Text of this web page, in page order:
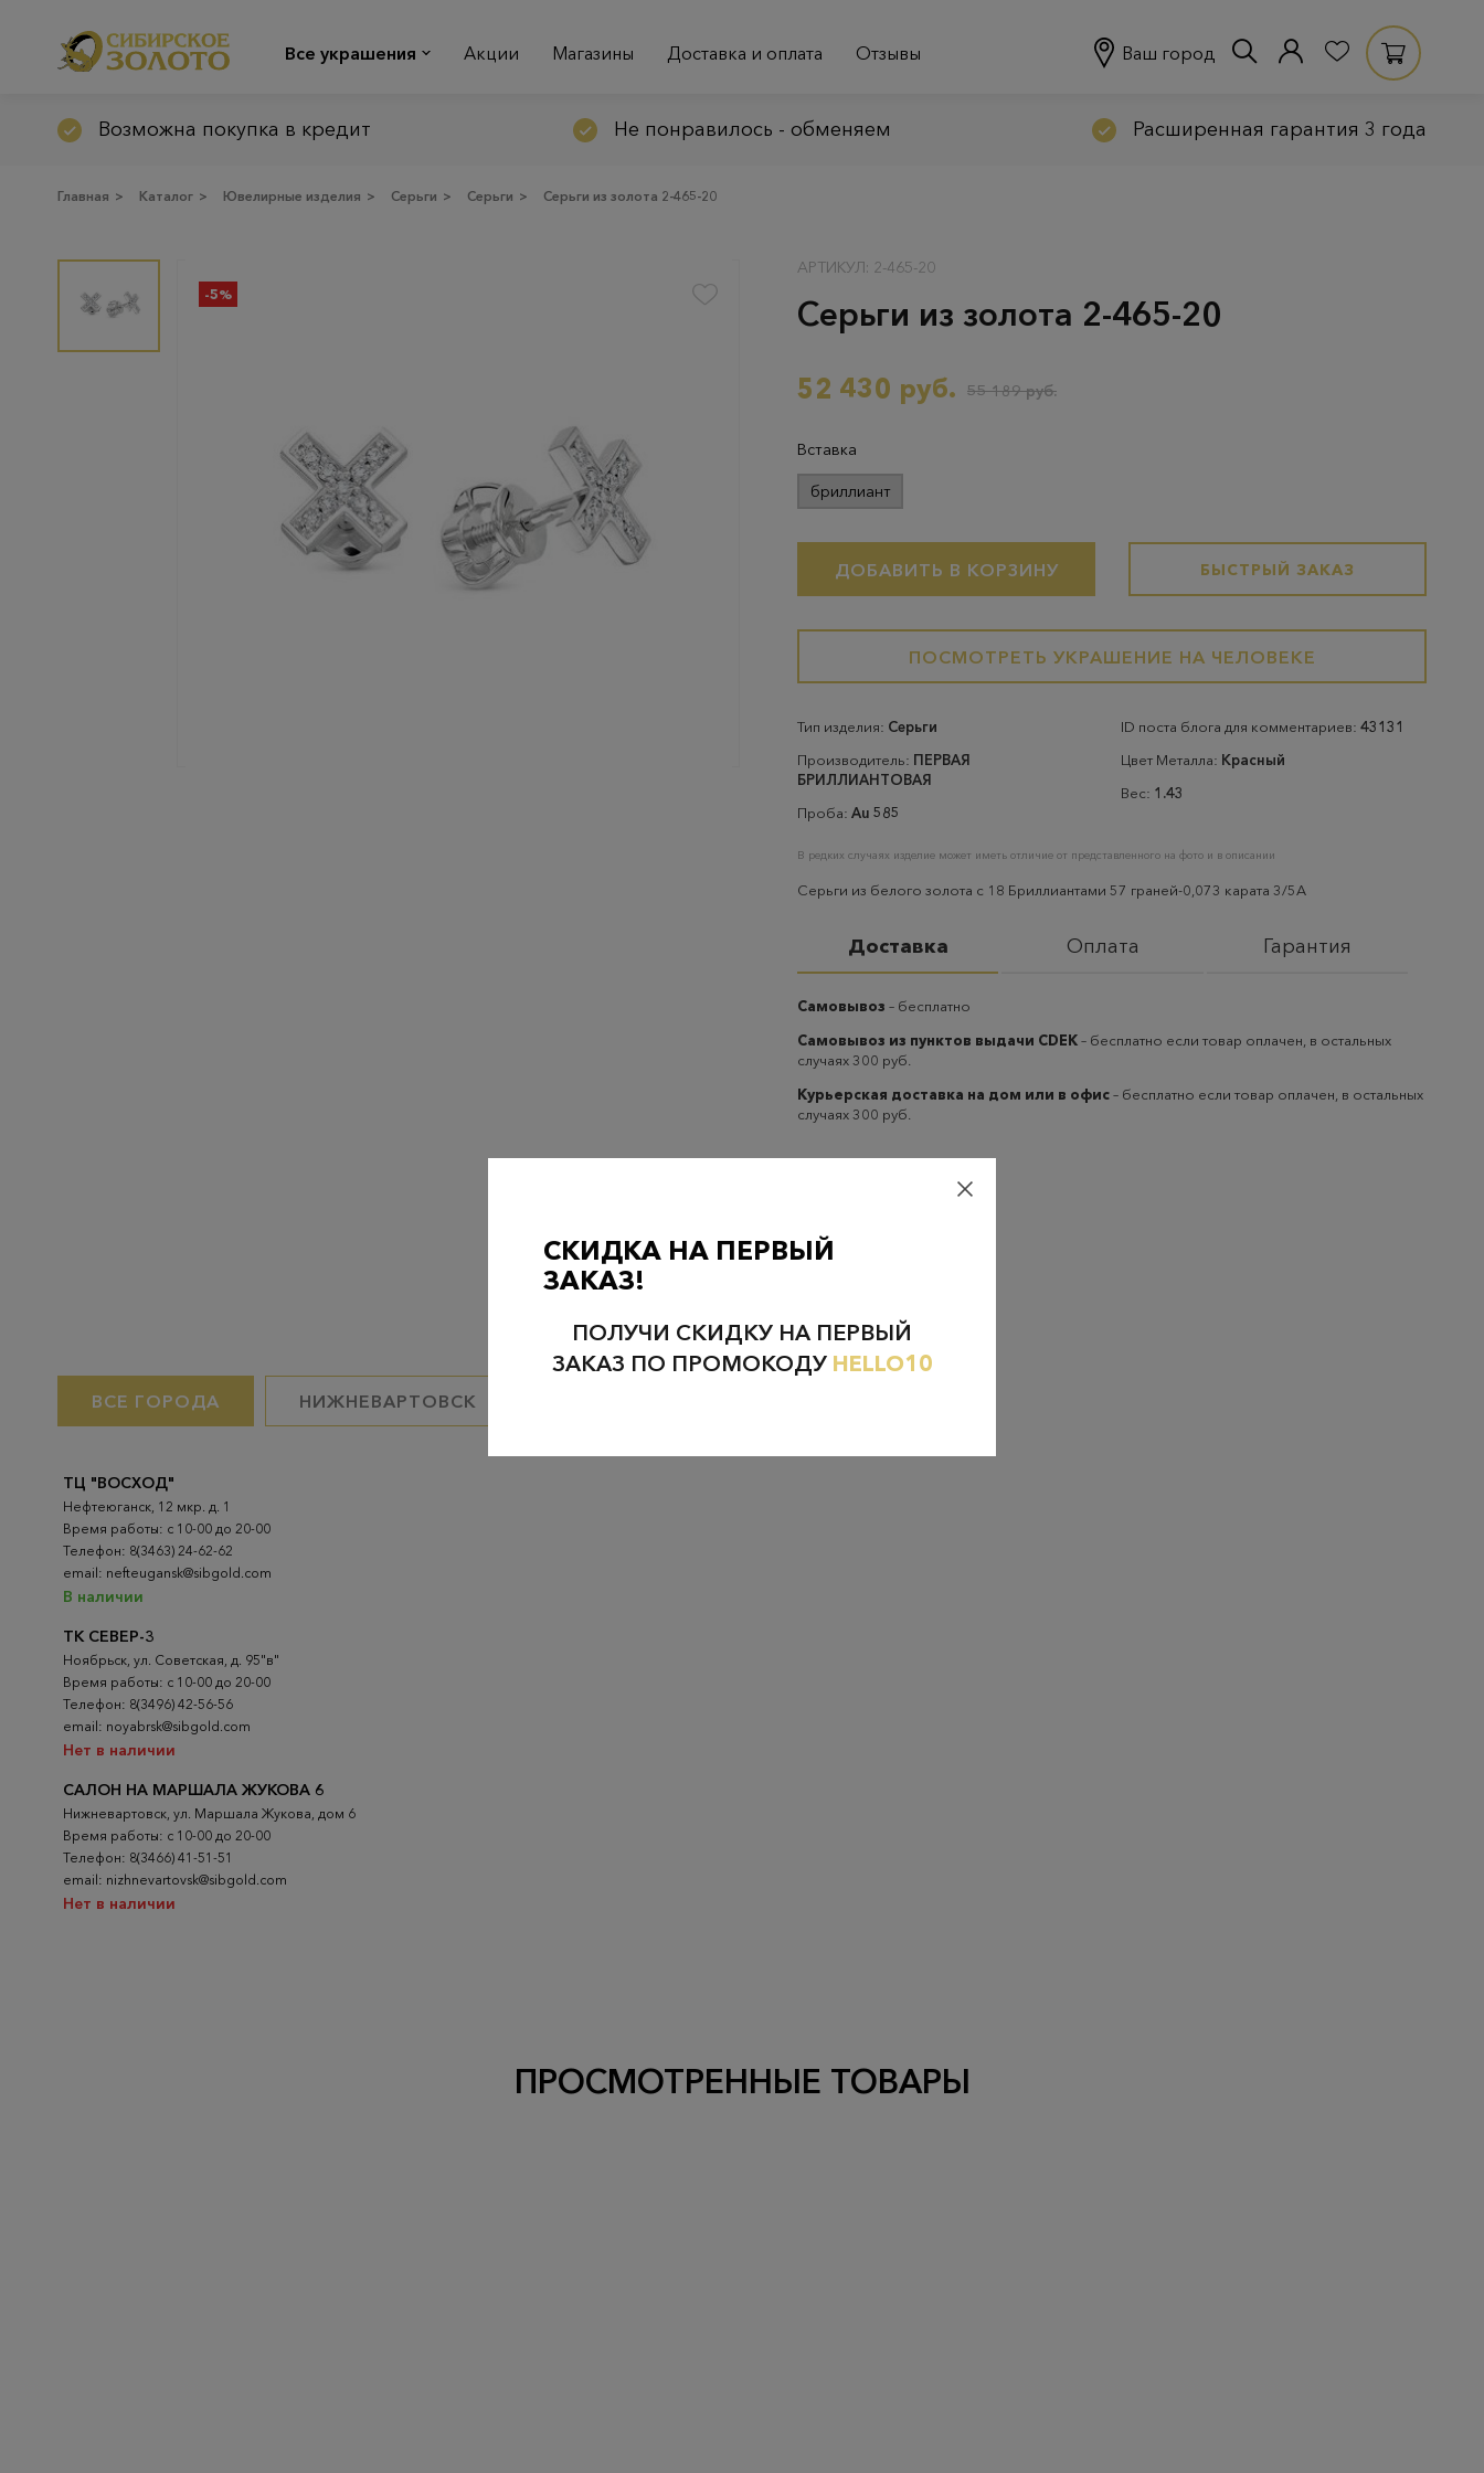
Все украшения Акции Магазины Доставка и оплата Отзывы Ваш город
Возможна покупка в кредит Не понравилось - обменяем Расширенная гарантия 3 года
Главная > Каталог > Ювелирные изделия > Серьги > Серьги > Серьги из золота 2-465-20
-5%
АРТИКУЛ: 2-465-20
Серьги из золота 2-465-20
52 430 руб. 55 189 руб.
Вставка
бриллиант
ДОБАВИТЬ В КОРЗИНУ БЫСТРЫЙ ЗАКАЗ
ПОСМОТРЕТЬ УКРАШЕНИЕ НА ЧЕЛОВЕКЕ
Тип изделия: Серьги
Производитель: ПЕРВАЯ
БРИЛЛИАНТОВАЯ
Проба: Au 585
ID поста блога для комментариев: 43131
Цвет Металла: Красный
Вес: 1.43
В редких случаях изделие может иметь отличие от представленного на фото и в описании
Серьги из белого золота с 18 Бриллиантами 57 граней-0,073 карата 3/5А
Доставка Оплата Гарантия
Самовывоз – бесплатно
Самовывоз из пунктов выдачи CDEK– бесплатно если товар оплачен, в остальных
случаях 300 руб.
Курьерская доставка на дом или в офис– бесплатно если товар оплачен, в остальных
случаях 300 руб.
Проверьте наличие в магазинах
ВСЕ ГОРОДА НИЖНЕВАРТОВСК
ТК СЕВЕР-3
Ноябрьск, ул. Советская, д. 95"в"
Время работы: с 10-00 до 20-00
Телефон: 8(3496) 42-56-56
email: noyabrsk@sibgold.com
Нет в наличии
ТЦ "ВОСХОД"
Нефтеюганск, 12 мкр. д. 1
Время работы: с 10-00 до 20-00
Телефон: 8(3463) 24-62-62
email: nefteugansk@sibgold.com
В наличии
САЛОН НА МАРШАЛА ЖУКОВА 6
Нижневартовск, ул. Маршала Жукова, дом 6
Время работы: с 10-00 до 20-00
Телефон: 8(3466) 41-51-51
email: nizhnevartovsk@sibgold.com
Нет в наличии
ПРОСМОТРЕННЫЕ ТОВАРЫ
СКИДКА НА ПЕРВЫЙ
ЗАКАЗ!
ПОЛУЧИ СКИДКУ НА ПЕРВЫЙ
ЗАКАЗ ПО ПРОМОКОДУ HELLO10